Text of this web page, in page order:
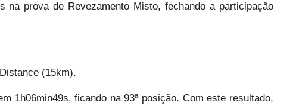
na prova de Revezamento Misto, fechando a participação
(15km).
1h06min49s, ficando na 93ª posição. Com este resultado,